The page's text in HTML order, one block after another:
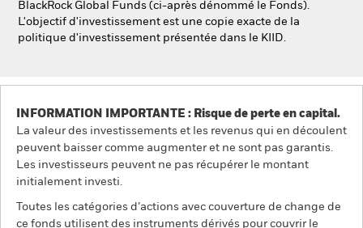
FR
BlackRock
iShares
Aladdin
Notre société
BlackRock Global Funds (ci-après dénommé le Fonds).
L'objectif d'investissement est une copie exacte de la
politique d'investissement présentée dans le KIID.
INFORMATION IMPORTANTE : Risque de perte en capital.
La valeur des investissements et les revenus qui en découlent
peuvent baisser comme augmenter et ne sont pas garantis.
Les investisseurs peuvent ne pas récupérer le montant
initialement investi.
Toutes les catégories d’actions avec couverture de change de
ce fonds utilisent des instruments dérivés pour couvrir le